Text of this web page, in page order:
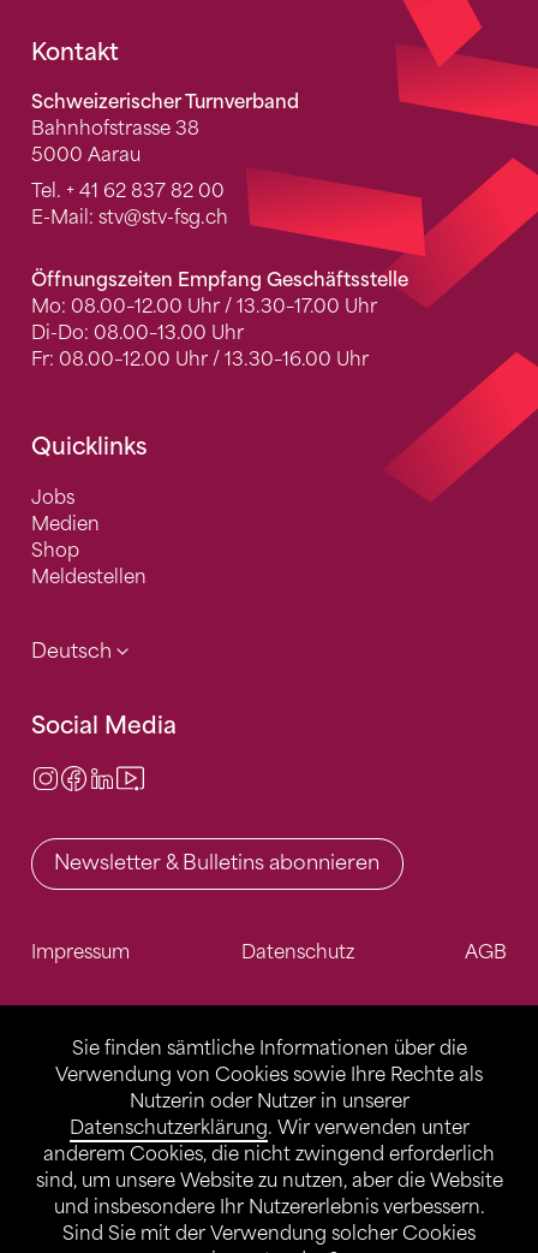
Sie finden sämtliche Informationen über die
Verwendung von Cookies sowie Ihre Rechte als
Nutzerin oder Nutzer in unserer
Datenschutzerklärung. Wir verwenden unter
anderem Cookies, die nicht zwingend erforderlich
sind, um unsere Website zu nutzen, aber die Website
und insbesondere Ihr Nutzererlebnis verbessern.
Sind Sie mit der Verwendung solcher Cookies
Fusszeile
Kontakt
Schweizerischer Turnverband
Bahnhofstrasse 38
5000 Aarau
Tel. + 41 62 837 82 00
E-Mail: stv@stv-fsg.ch
Öffnungszeiten Empfang Geschäftsstelle
Mo: 08.00–12.00 Uhr / 13.30–17.00 Uhr
Di-Do: 08.00–13.00 Uhr
Fr: 08.00–12.00 Uhr / 13.30–16.00 Uhr
Quicklinks
Jobs
Medien
Shop
Meldestellen
Deutsch
Social Media
Instagram
Facebook
LinkedIn
Newsletter & Bulletins abonnieren
Impressum Datenschutz AGB